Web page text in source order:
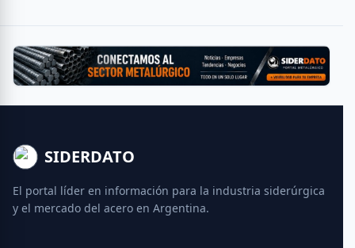
SIDERDATO
El portal líder en información para la industria siderúrgica
y el mercado del acero en Argentina.